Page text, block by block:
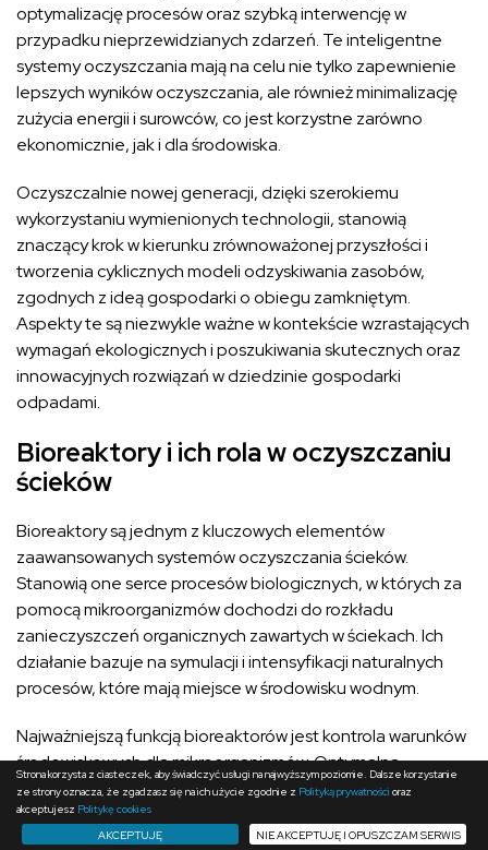
optymalizację procesów oraz szybką interwencję w
przypadku nieprzewidzianych zdarzeń. Te inteligentne
systemy oczyszczania mają na celu nie tylko zapewnienie
lepszych wyników oczyszczania, ale również minimalizację
zużycia energii i surowców, co jest korzystne zarówno
ekonomicznie, jak i dla środowiska.
Oczyszczalnie nowej generacji, dzięki szerokiemu
wykorzystaniu wymienionych technologii, stanowią
znaczący krok w kierunku zrównoważonej przyszłości i
tworzenia cyklicznych modeli odzyskiwania zasobów,
zgodnych z ideą gospodarki o obiegu zamkniętym.
Aspekty te są niezwykle ważne w kontekście wzrastających
wymagań ekologicznych i poszukiwania skutecznych oraz
innowacyjnych rozwiązań w dziedzinie gospodarki
odpadami.
Bioreaktory i ich rola w oczyszczaniu
ścieków
Bioreaktory są jednym z kluczowych elementów
zaawansowanych systemów oczyszczania ścieków.
Stanowią one serce procesów biologicznych, w których za
pomocą mikroorganizmów dochodzi do rozkładu
zanieczyszczeń organicznych zawartych w ściekach. Ich
działanie bazuje na symulacji i intensyfikacji naturalnych
procesów, które mają miejsce w środowisku wodnym.
Najważniejszą funkcją bioreaktorów jest kontrola warunków
środowiskowych dla mikroorganizmów. Optymalna
temperatura, pH, dostępność substratów i tlenu są
regulowane tak, aby zapewnić maksymalną efektywność
działania bakterii i innych mikroorganizmów
Strona korzysta z ciasteczek, aby świadczyć usługi na najwyższym poziomie. Dalsze korzystanie
ze strony oznacza, że zgadzasz się na ich użycie zgodnie z Polityką prywatności oraz
akceptujesz Politykę cookies
AKCEPTUJĘ
NIE AKCEPTUJĘ I OPUSZCZAM SERWIS